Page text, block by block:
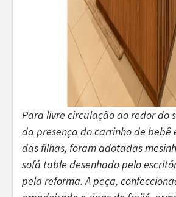
Para livre circulação ao redor do
da presença do carrinho de bebê
das filhas, foram adotadas
sofá table desenhado pelo
pela reforma. A peça,